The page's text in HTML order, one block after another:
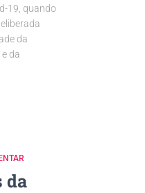
19, quando
da
da
da